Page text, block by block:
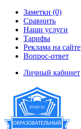
Заметки (0)
Сравнить
Наши услуги
Тарифы
Реклама на сайте
Вопрос-ответ
Личный кабинет